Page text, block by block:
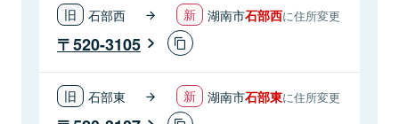
石部西 湖南市石部西に住所変更
520-3105
石部東 湖南市石部東に住所変更